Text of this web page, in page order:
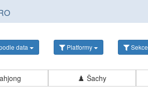
HRY
data Platformy Sekce
♟️ Šachy